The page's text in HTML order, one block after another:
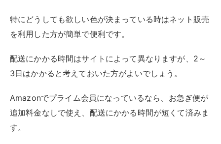
特にどうしても欲しい色が決まっている時はネット販売
を利用した方が簡単で便利です。
配送にかかる時間はサイトによって異なりますが、2～
3日はかかると考えておいた方がよいでしょう。
Amazonでプライム会員になっているなら、お急ぎ便が
追加料金なしで使え、配送にかかる時間が短くて済みま
す。